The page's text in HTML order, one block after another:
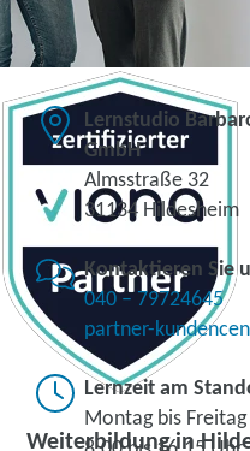
Weiterbildung in
Lernstudio
GmbH
Almsstraße 32
31134 Hildesheim
Kontaktieren Sie
040 – 79724645
partner-
Lernzeit am
Montag bis Freitag